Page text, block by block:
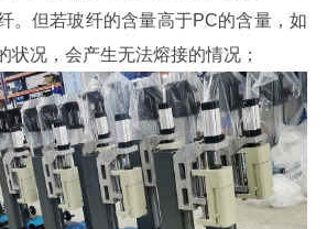
。但若玻纤的含量高于PC的含量，如
状况，会产生无法熔接的情况；